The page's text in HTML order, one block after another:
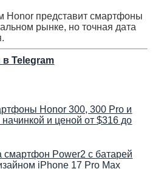
Honor представит смартфоны
рынке, но точная дата
в Telegram
Honor 300, 300 Pro и
и ценой от $316 до
смартфон Power2 с батарей
iPhone 17 Pro Max